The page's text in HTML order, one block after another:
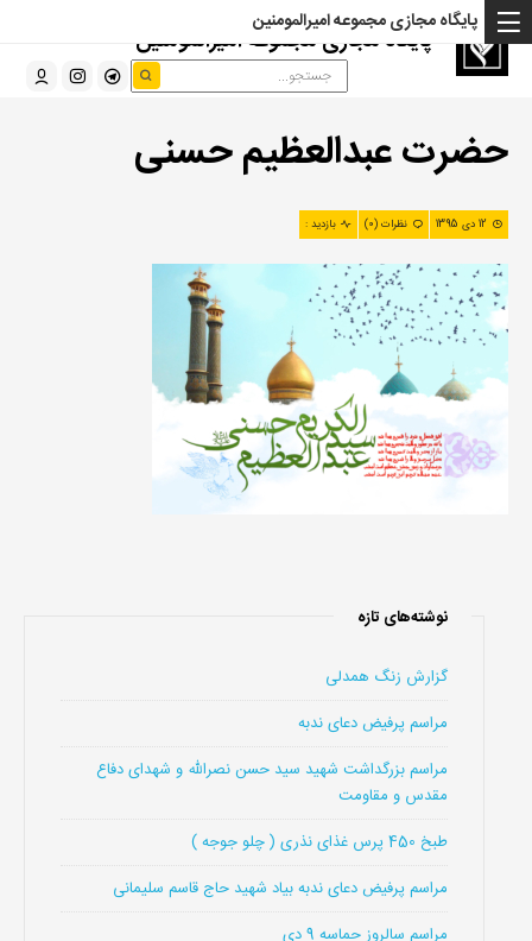
پایگاه مجازی مجموعه امیرالمومنین
پایگاه مجازی مجموعه امیرالمومنین
حضرت عبدالعظیم حسنی
12 دی 1395 نظرات (0) بازدید :
نوشته‌های تازه
گزارش زنگ همدلی
مراسم پرفیض دعای ندبه
مراسم بزرگداشت شهید سید حسن نصرالله و شهدای دفاع
مقدس و مقاومت
طبخ 450 پرس غذای نذری ( چلو جوجه )
مراسم پرفیض دعای ندبه بیاد شهید حاج قاسم سلیمانی
مراسم سالروز حماسه 9 دی